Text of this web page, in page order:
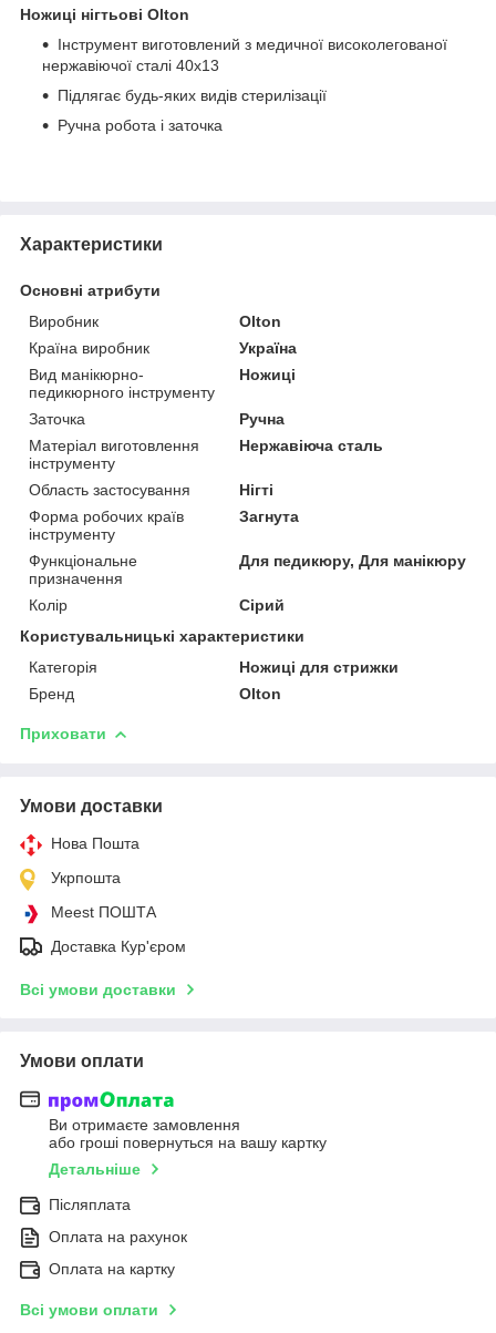
Ножиці нігтьові Olton
Інструмент виготовлений з медичної високолегованої
нержавіючої сталі 40x13
Підлягає будь-яких видів стерилізації
Ручна робота і заточка
Характеристики
Основні атрибути
Виробник
Olton
Країна виробник
Україна
Вид манікюрно-
педикюрного інструменту
Ножиці
Заточка
Ручна
Матеріал виготовлення
інструменту
Нержавіюча сталь
Область застосування
Нігті
Форма робочих країв
інструменту
Загнута
Функціональне
призначення
Для педикюру, Для манікюру
Колір
Сірий
Користувальницькі характеристики
Категорія
Ножиці для стрижки
Бренд
Olton
Приховати
Умови доставки
Нова Пошта
Укрпошта
Meest ПОШТА
Доставка Кур'єром
Всі умови доставки
Умови оплати
Ви отримаєте замовлення
або гроші повернуться на вашу картку
Детальніше
Післяплата
Оплата на рахунок
Оплата на картку
Всі умови оплати